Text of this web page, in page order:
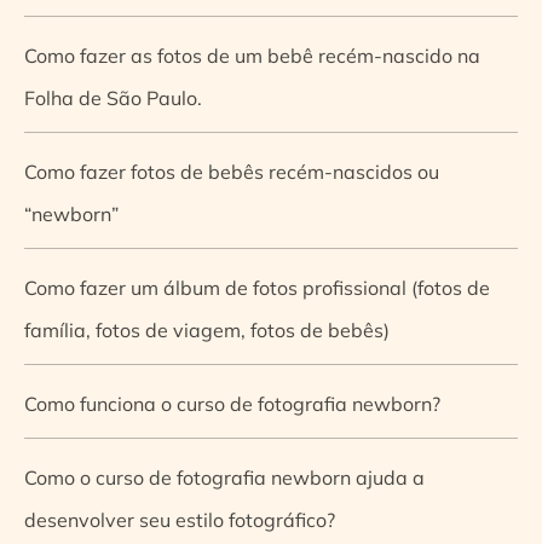
Como fazer as fotos de um bebê recém-nascido na
Folha de São Paulo.
Como fazer fotos de bebês recém-nascidos ou
“newborn”
Como fazer um álbum de fotos profissional (fotos de
família, fotos de viagem, fotos de bebês)
Como funciona o curso de fotografia newborn?
Como o curso de fotografia newborn ajuda a
desenvolver seu estilo fotográfico?